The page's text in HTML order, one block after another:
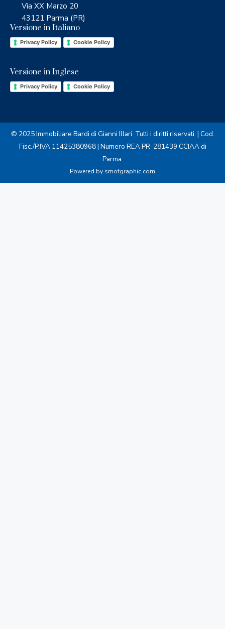
Via XX Marzo 20
43121 Parma (PR)
Versione in Italiano
Privacy Policy Cookie Policy
Versione in Inglese
Privacy Policy Cookie Policy
© 2025 Immobiliare Bardi di Gianni Illari. Tutti i diritti riservati. | Cod.
Fisc./P.IVA 11425380968 | Numero REA PR-281439 CCIAA di
Parma
Powered by smotgraphic.com